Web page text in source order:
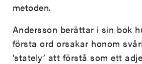
metoden.
Andersson berättar i sin bok
första ord orsakar honom
’stately’ att förstå som ett